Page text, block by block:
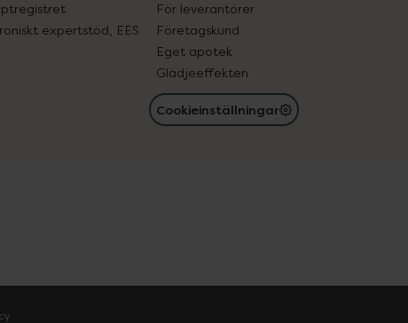
expertstöd, EES
För leverantörer
Företagskund
Eget apotek
Glädjeeffekten
Cookieinställningar